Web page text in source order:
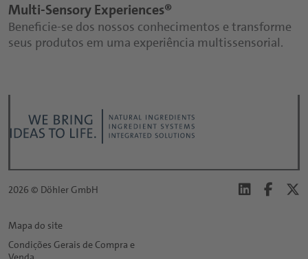
Multi-Sensory Experiences®
Beneficie-se dos nossos conhecimentos e transforme
seus produtos em uma experiência multissensorial.
2026 © Döhler GmbH
Mapa do site
Condições Gerais de Compra e